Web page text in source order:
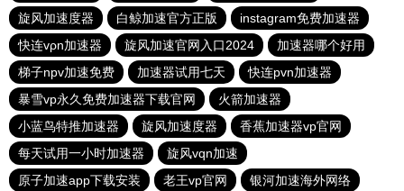
旋风加速度器
白鲸加速官方正版
instagram免费加速器
快连vρn加速器
旋风加速官网入口2024
加速器哪个好用
梯子npv加速免费
加速器试用七天
快连pvn加速器
暴雪vp永久免费加速器下载官网
火箭加速器
小蓝鸟特推加速器
旋风加速度器
香蕉加速器vp官网
每天试用一小时加速器
旋风vqn加速
原子加速app下载安装
老王vp官网 银河加速海外网络